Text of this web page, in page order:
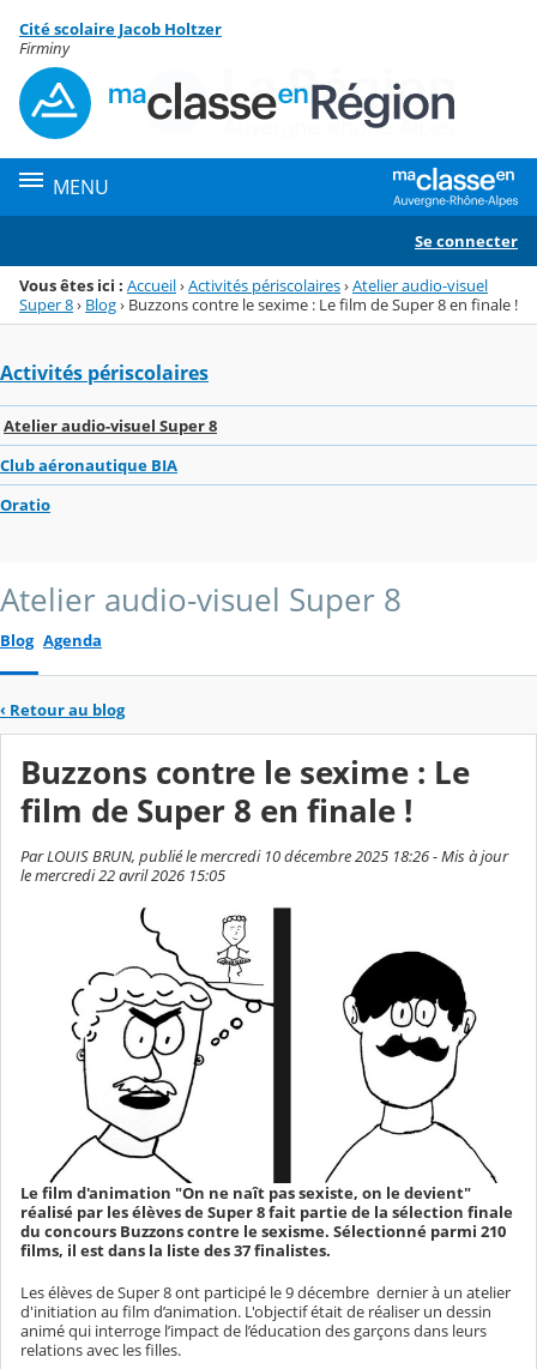
Menu de la rubrique
Contenu
Cité scolaire Jacob Holtzer
Firminy
MENU
Se connecter
Vous êtes ici : Accueil›Activités périscolaires›Atelier audio-visuel
Super 8› Blog› Buzzons contre le sexime : Le film de Super 8 en finale !
Activités périscolaires
Atelier audio-visuel Super 8
Club aéronautique BIA
Oratio
Atelier audio-visuel Super 8
Blog Agenda
‹ Retour au blog
Buzzons contre le sexime : Le
film de Super 8 en finale !
Par LOUIS BRUN, publié le mercredi 10 décembre 2025 18:26 - Mis à jour
le mercredi 22 avril 2026 15:05
Le film d'animation "On ne naît pas sexiste, on le devient"
réalisé par les élèves de Super 8 fait partie de la sélection finale
du concours Buzzons contre le sexisme. Sélectionné parmi 210
films, il est dans la liste des 37 finalistes.
Les élèves de Super 8 ont participé le 9 décembre dernier à un atelier
d'initiation au film d’animation. L'objectif était de réaliser un dessin
animé qui interroge l’impact de l’éducation des garçons dans leurs
relations avec les filles.